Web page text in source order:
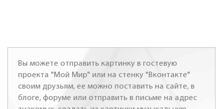
Вы можете отправить картинку в гостевую
проекта "Мой Мир" или на стенку "Вконтакте"
своим друзьям, ее можно поставить на сайте, в
блоге, форуме или отправить в письме на адрес